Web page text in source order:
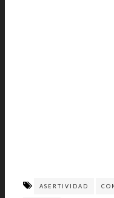
ASERTIVIDAD